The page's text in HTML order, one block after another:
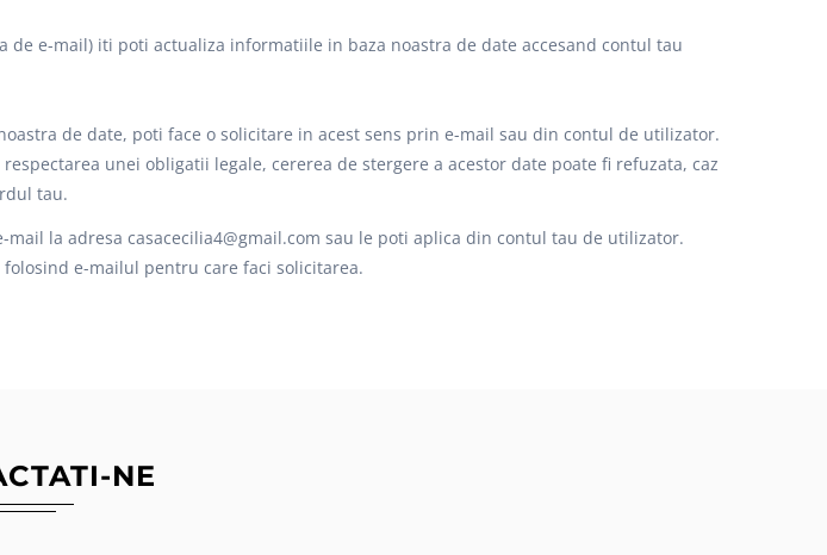
e-mail) iti poti actualiza informatiile in baza noastra de date accesand contul tau
de date, poti face o solicitare in acest sens prin e-mail sau din contul de utilizator.
unei obligatii legale, cererea de stergere a acestor date poate fi refuzata, caz
tau.
la adresa casacecilia4@gmail.com sau le poti aplica din contul tau de utilizator.
e-mailul pentru care faci solicitarea.
NE